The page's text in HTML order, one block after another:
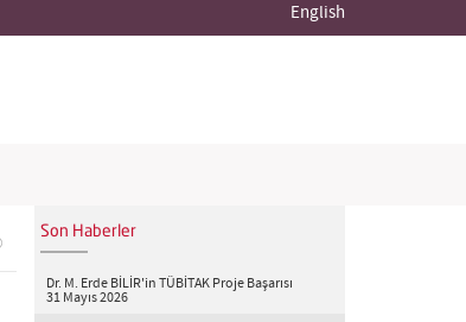
English
Son Haberler
Dr. M. Erde BİLİR'in TÜBİTAK Proje Başarısı
31 Mayıs 2026